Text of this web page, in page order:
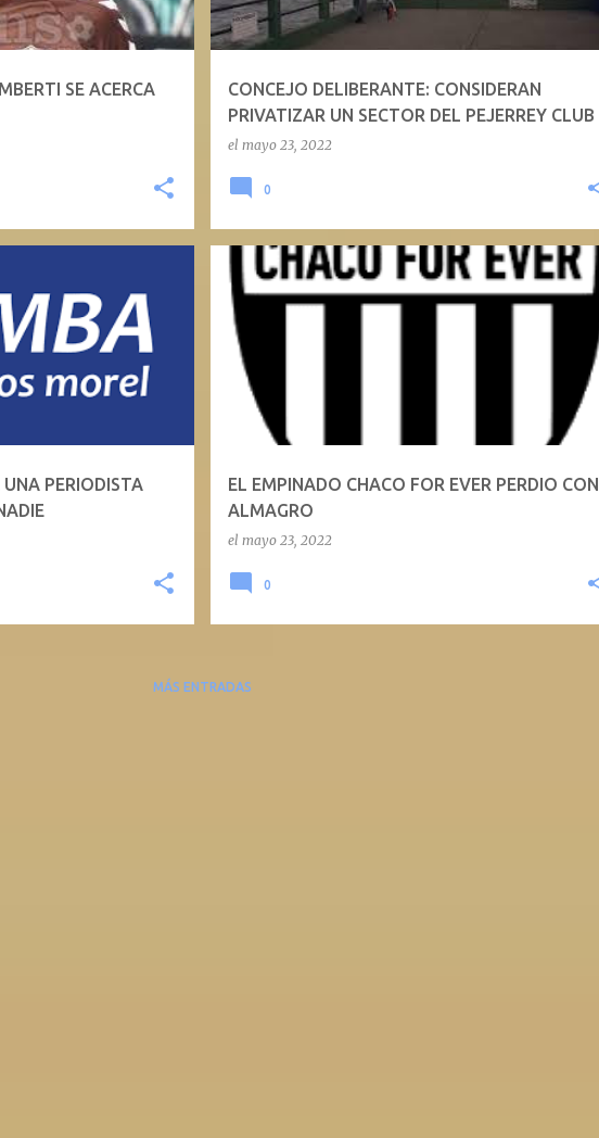
SE ACERCA
CONCEJO DELIBERANTE: CONSIDERAN
PRIVATIZAR UN SECTOR DEL PEJERREY CLUB
el mayo 23, 2022
0
PERIODISTA
EL EMPINADO CHACO FOR EVER PERDIO CON
ALMAGRO
el mayo 23, 2022
0
MÁS ENTRADAS